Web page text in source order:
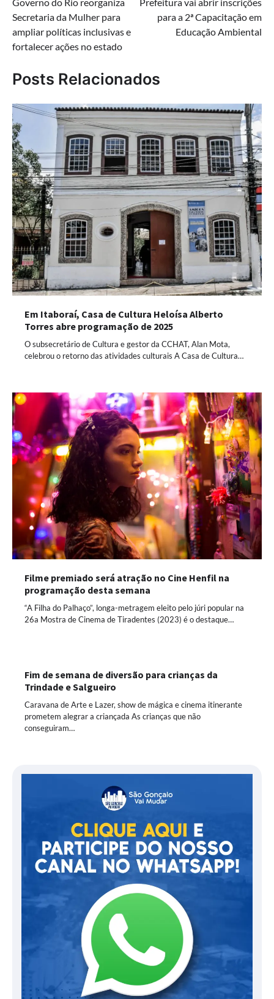
de
Post
Secretaria da Mulher para
ampliar políticas inclusivas e
fortalecer ações no estado
para a 2ª Capacitação em
Educação Ambiental
Posts Relacionados
Em Itaboraí, Casa de Cultura Heloísa Alberto
Torres abre programação de 2025
O subsecretário de Cultura e gestor da CCHAT, Alan Mota,
celebrou o retorno das atividades culturais A Casa de Cultura…
Filme premiado será atração no Cine Henfil na
programação desta semana
“A Filha do Palhaço”, longa-metragem eleito pelo júri popular na
26a Mostra de Cinema de Tiradentes (2023) é o destaque…
Fim de semana de diversão para crianças da
Trindade e Salgueiro
Caravana de Arte e Lazer, show de mágica e cinema itinerante
prometem alegrar a criançada As crianças que não
conseguiram…